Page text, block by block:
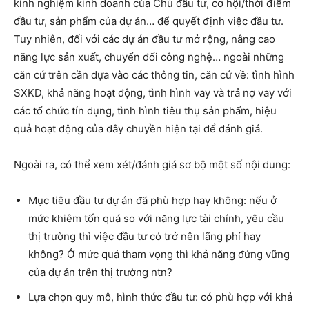
kinh nghiệm kinh doanh của Chủ đầu tư, cơ hội/thời điểm
đầu tư, sản phẩm của dự án… để quyết định việc đầu tư.
Tuy nhiên, đối với các dự án đầu tư mở rộng, nâng cao
năng lực sản xuất, chuyển đổi công nghệ… ngoài những
căn cứ trên cần dựa vào các thông tin, căn cứ về: tình hình
SXKD, khả năng hoạt động, tình hình vay và trả nợ vay với
các tổ chức tín dụng, tình hình tiêu thụ sản phẩm, hiệu
quả hoạt động của dây chuyền hiện tại để đánh giá.
Ngoài ra, có thể xem xét/đánh giá sơ bộ một số nội dung:
Mục tiêu đầu tư dự án đã phù hợp hay không: nếu ở
mức khiêm tốn quá so với năng lực tài chính, yêu cầu
thị trường thì việc đầu tư có trở nên lãng phí hay
không? Ở mức quá tham vọng thì khả năng đứng vững
của dự án trên thị trường ntn?
Lựa chọn quy mô, hình thức đầu tư: có phù hợp với khả